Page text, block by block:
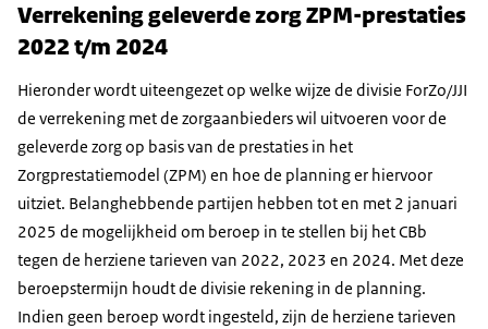
Verrekening geleverde zorg ZPM-prestaties
2022 t/m 2024
Hieronder wordt uiteengezet op welke wijze de divisie ForZo/JJI
de verrekening met de zorgaanbieders wil uitvoeren voor de
geleverde zorg op basis van de prestaties in het
Zorgprestatiemodel (ZPM) en hoe de planning er hiervoor
uitziet. Belanghebbende partijen hebben tot en met 2 januari
2025 de mogelijkheid om beroep in te stellen bij het CBb
tegen de herziene tarieven van 2022, 2023 en 2024. Met deze
beroepstermijn houdt de divisie rekening in de planning.
Indien geen beroep wordt ingesteld, zijn de herziene tarieven